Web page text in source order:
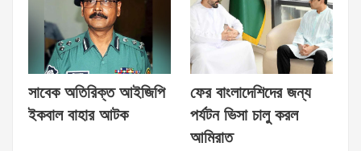
সাবেক অতিরিক্ত আইজিপি
ইকবাল বাহার আটক
ফের বাংলাদেশিদের জন্য
পর্যটন ভিসা চালু করল
আমিরাত